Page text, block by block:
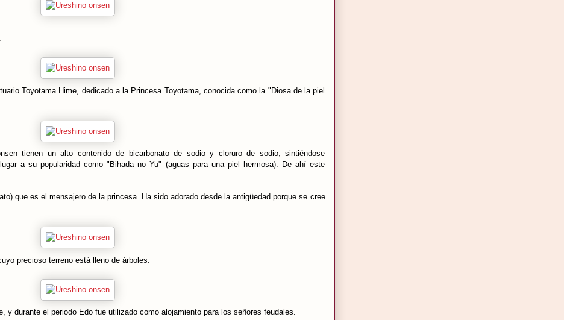
Toyotama Hime, dedicado a la Princesa Toyotama, conocida como la "Diosa de la piel
tienen un alto contenido de bicarbonato de sodio y cloruro de sodio, sintiéndose
a su popularidad como "Bihada no Yu" (aguas para una piel hermosa). De ahí este
que es el mensajero de la princesa. Ha sido adorado desde la antigüedad porque se cree
precioso terreno está lleno de árboles.
y durante el periodo Edo fue utilizado como alojamiento para los señores feudales.